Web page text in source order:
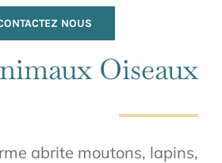
NOUS
Oiseaux
abrite moutons, lapins,